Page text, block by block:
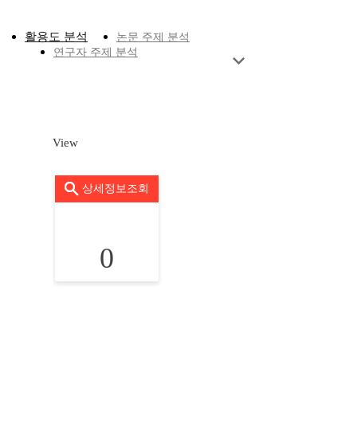
활용도 분석
논문 주제 분석
연구자 주제 분석
View
상세정보조회
0